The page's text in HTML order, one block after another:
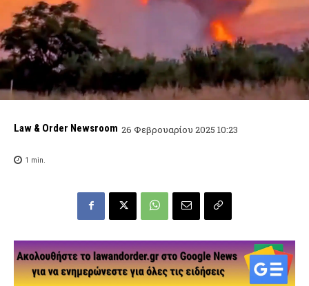
Law & Order Newsroom 26 Φεβρουαρίου 2025 10:23
1 min.